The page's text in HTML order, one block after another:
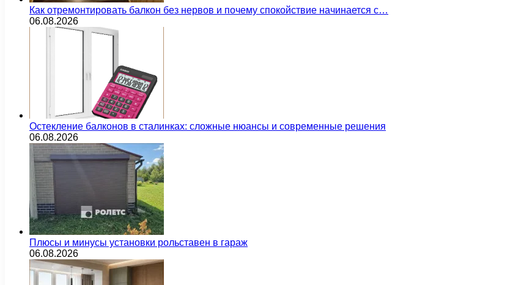
Как отремонтировать балкон без нервов и почему спокойствие начинается с…
06.08.2026
Остекление балконов в сталинках: сложные нюансы и современные решения
06.08.2026
Плюсы и минусы установки рольставен в гараж
06.08.2026